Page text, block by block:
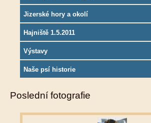
Jizerské hory a okolí
Hajniště 1.5.2011
Výstavy
Naše psí historie
Poslední fotografie